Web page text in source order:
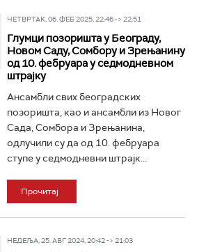
ЧЕТВРТАК, 06. ФЕБ 2025, 22:46 -> 22:51
Глумци позоришта у Београду,
Новом Саду, Сомбору и Зрењанину
од 10. фебруара у седмодневном
штрајку
Ансамбли свих београдских
позоришта, као и ансамбли из Новог
Сада, Сомбора и Зрењанина,
одлучили су да од 10. фебруара
ступе у седмодневни штрајк...
Прочитај
НЕДЕЉА, 25. АВГ 2024, 20:42 -> 21:03